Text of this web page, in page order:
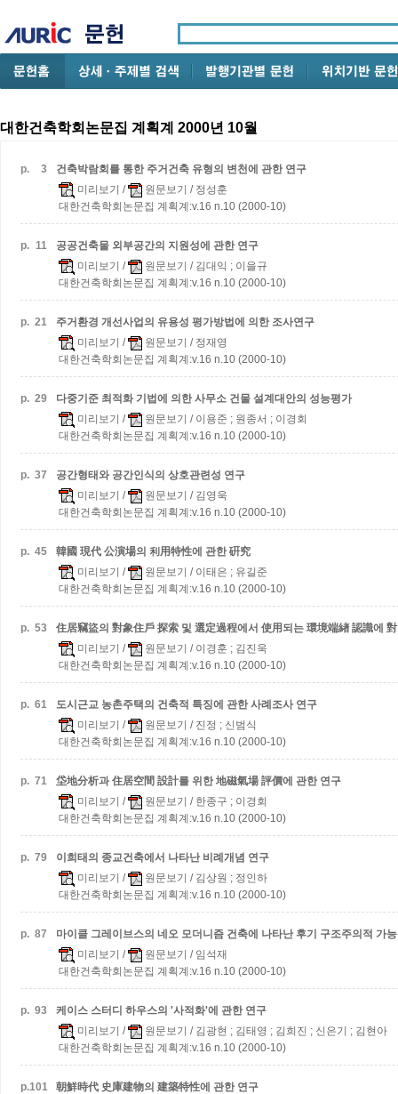
대한건축학회논문집 계획계 2000년 10월
p. 3
건축박람회를 통한 주거건축 유형의 변천에 관한 연구
미리보기 / 원문보기 / 정성훈
대한건축학회논문집 계획계:v.16 n.10 (2000-10)
p. 11
공공건축물 외부공간의 지원성에 관한 연구
미리보기 / 원문보기 / 김대익 ; 이을규
대한건축학회논문집 계획계:v.16 n.10 (2000-10)
p. 21
주거환경 개선사업의 유용성 평가방법에 의한 조사연구
미리보기 / 원문보기 / 정재영
대한건축학회논문집 계획계:v.16 n.10 (2000-10)
p. 29
다중기준 최적화 기법에 의한 사무소 건물 설계대안의 성능평가
미리보기 / 원문보기 / 이용준 ; 원종서 ; 이경회
대한건축학회논문집 계획계:v.16 n.10 (2000-10)
p. 37
공간형태와 공간인식의 상호관련성 연구
미리보기 / 원문보기 / 김영욱
대한건축학회논문집 계획계:v.16 n.10 (2000-10)
p. 45
韓國 現代 公演場의 利用特性에 관한 硏究
미리보기 / 원문보기 / 이태은 ; 유길준
대한건축학회논문집 계획계:v.16 n.10 (2000-10)
p. 53
住居竊盜의 對象住戶 探索 및 選定過程에서 使用되는 環境端緖 認識에
미리보기 / 원문보기 / 이경훈 ; 김진욱
대한건축학회논문집 계획계:v.16 n.10 (2000-10)
p. 61
도시근교 농촌주택의 건축적 특징에 관한 사례조사 연구
미리보기 / 원문보기 / 진정 ; 신범식
대한건축학회논문집 계획계:v.16 n.10 (2000-10)
p. 71
垈地分析과 住居空間 設計를 위한 地磁氣場 評價에 관한 연구
미리보기 / 원문보기 / 한종구 ; 이경회
대한건축학회논문집 계획계:v.16 n.10 (2000-10)
p. 79
이희태의 종교건축에서 나타난 비례개념 연구
미리보기 / 원문보기 / 김상원 ; 정인하
대한건축학회논문집 계획계:v.16 n.10 (2000-10)
p. 87
마이클 그레이브스의 네오 모더니즘 건축에 나타난 후기 구조주의적 가
미리보기 / 원문보기 / 임석재
대한건축학회논문집 계획계:v.16 n.10 (2000-10)
p. 93
케이스 스터디 하우스의 '사적화'에 관한 연구
미리보기 / 원문보기 / 김광현 ; 김태영 ; 김희진 ; 신은기 ; 김현아
대한건축학회논문집 계획계:v.16 n.10 (2000-10)
p.101
朝鮮時代 史庫建物의 建築特性에 관한 연구